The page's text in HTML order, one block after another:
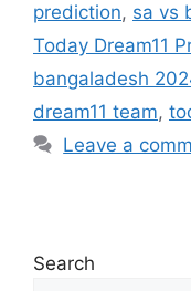
prediction, sa vs
Today Dream11
bangaladesh
dream11 team,
Leave a
Search